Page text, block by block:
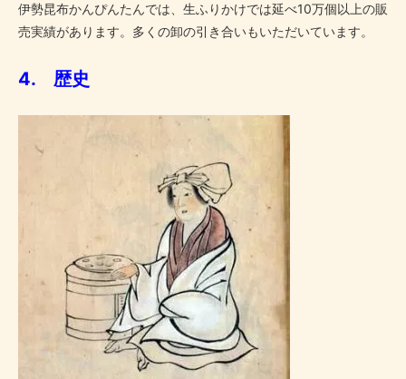
伊勢昆布かんぴんたんでは、生ふりかけでは延べ10万個以上の販
売実績があります。多くの卸の引き合いもいただいています。
4. 歴史